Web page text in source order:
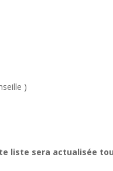
)
liste sera actualisée